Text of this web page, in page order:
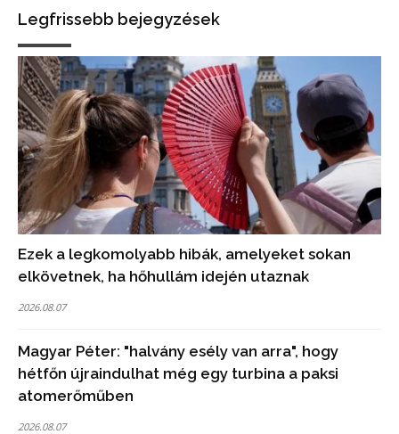
Legfrissebb bejegyzések
Ezek a legkomolyabb hibák, amelyeket sokan
elkövetnek, ha hőhullám idején utaznak
2026.08.07
Magyar Péter: "halvány esély van arra", hogy
hétfőn újraindulhat még egy turbina a paksi
atomerőműben
2026.08.07